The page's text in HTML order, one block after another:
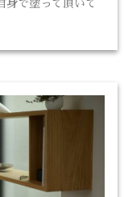
身で塗って頂いて